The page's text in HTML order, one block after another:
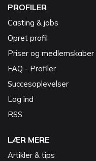
PROFILER
Casting & jobs
Opret profil
Priser og medlemskaber
FAQ - Profiler
Succesoplevelser
Log ind
RSS
LÆR MERE
Artikler & tips